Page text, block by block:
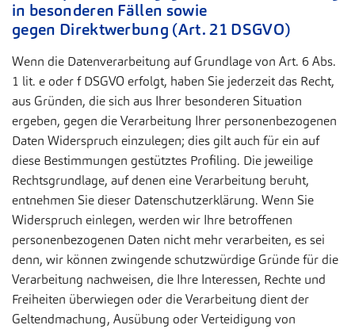
in besonderen Fällen sowie
gegen Direktwerbung (Art. 21 DSGVO)
Wenn die Datenverarbeitung auf Grundlage von Art. 6 Abs.
1 lit. e oder f DSGVO erfolgt, haben Sie jederzeit das Recht,
aus Gründen, die sich aus Ihrer besonderen Situation
ergeben, gegen die Verarbeitung Ihrer personenbezogenen
Daten Widerspruch einzulegen; dies gilt auch für ein auf
diese Bestimmungen gestütztes Profiling. Die jeweilige
Rechtsgrundlage, auf denen eine Verarbeitung beruht,
entnehmen Sie dieser Datenschutzerklärung. Wenn Sie
Widerspruch einlegen, werden wir Ihre betroffenen
personenbezogenen Daten nicht mehr verarbeiten, es sei
denn, wir können zwingende schutzwürdige Gründe für die
Verarbeitung nachweisen, die Ihre Interessen, Rechte und
Freiheiten überwiegen oder die Verarbeitung dient der
Geltendmachung, Ausübung oder Verteidigung von